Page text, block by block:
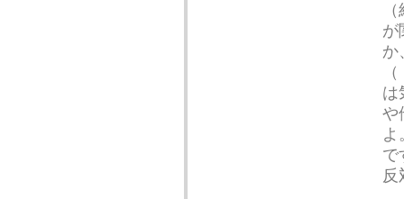
が
か
は
や
よ
で
反